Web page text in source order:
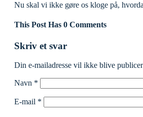
Nu skal vi ikke gøre os kloge på,
This Post Has 0 Comments
Skriv et svar
Din e-mailadresse vil ikke blive
Navn *
E-mail *